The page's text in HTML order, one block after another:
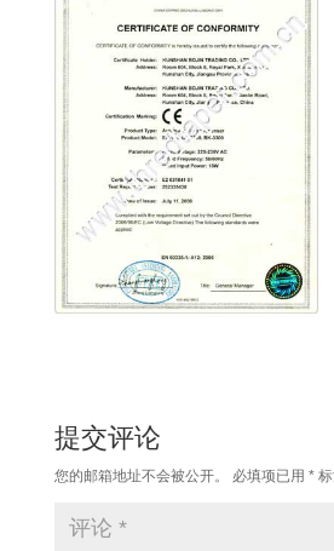
提交评论
您的邮箱地址不会被公开。 必填项已用 *标